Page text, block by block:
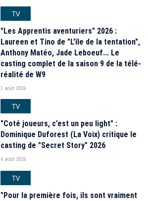
TV
"Les Apprentis aventuriers" 2026 :
Laureen et Tino de "L'île de la tentation",
Anthony Matéo, Jade Leboeuf... Le
casting complet de la saison 9 de la télé-
réalité de W9
1 août 2026
TV
"Coté joueurs, c’est un peu light" :
Dominique Duforest (La Voix) critique le
casting de "Secret Story" 2026
6 août 2026
TV
"Pour la première fois, ils sont vraiment